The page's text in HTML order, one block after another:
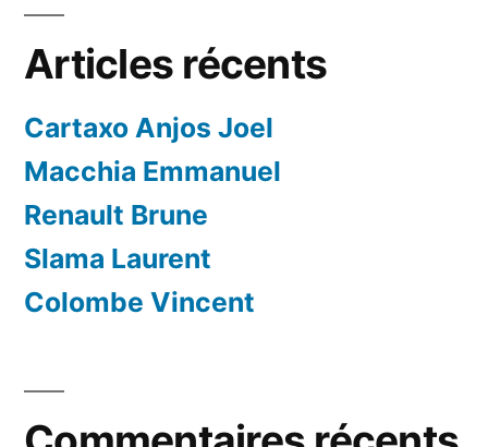
Articles récents
Cartaxo Anjos Joel
Macchia Emmanuel
Renault Brune
Slama Laurent
Colombe Vincent